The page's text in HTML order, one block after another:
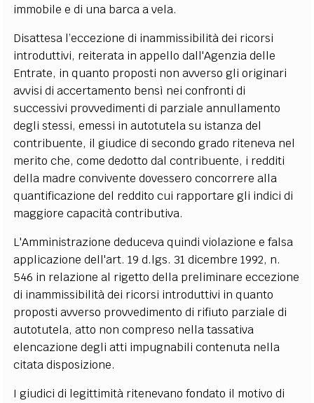
immobile e di una barca a vela.
Disattesa l’eccezione di inammissibilità dei ricorsi
introduttivi, reiterata in appello dall'Agenzia delle
Entrate, in quanto proposti non avverso gli originari
avvisi di accertamento bensì nei confronti di
successivi provvedimenti di parziale annullamento
degli stessi, emessi in autotutela su istanza del
contribuente, il giudice di secondo grado riteneva nel
merito che, come dedotto dal contribuente, i redditi
della madre convivente dovessero concorrere alla
quantificazione del reddito cui rapportare gli indici di
maggiore capacità contributiva.
L'Amministrazione deduceva quindi violazione e falsa
applicazione dell'art. 19 d.lgs. 31 dicembre 1992, n.
546 in relazione al rigetto della preliminare eccezione
di inammissibilità dei ricorsi introduttivi in quanto
proposti avverso provvedimento di rifiuto parziale di
autotutela, atto non compreso nella tassativa
elencazione degli atti impugnabili contenuta nella
citata disposizione.
I giudici di legittimità ritenevano fondato il motivo di